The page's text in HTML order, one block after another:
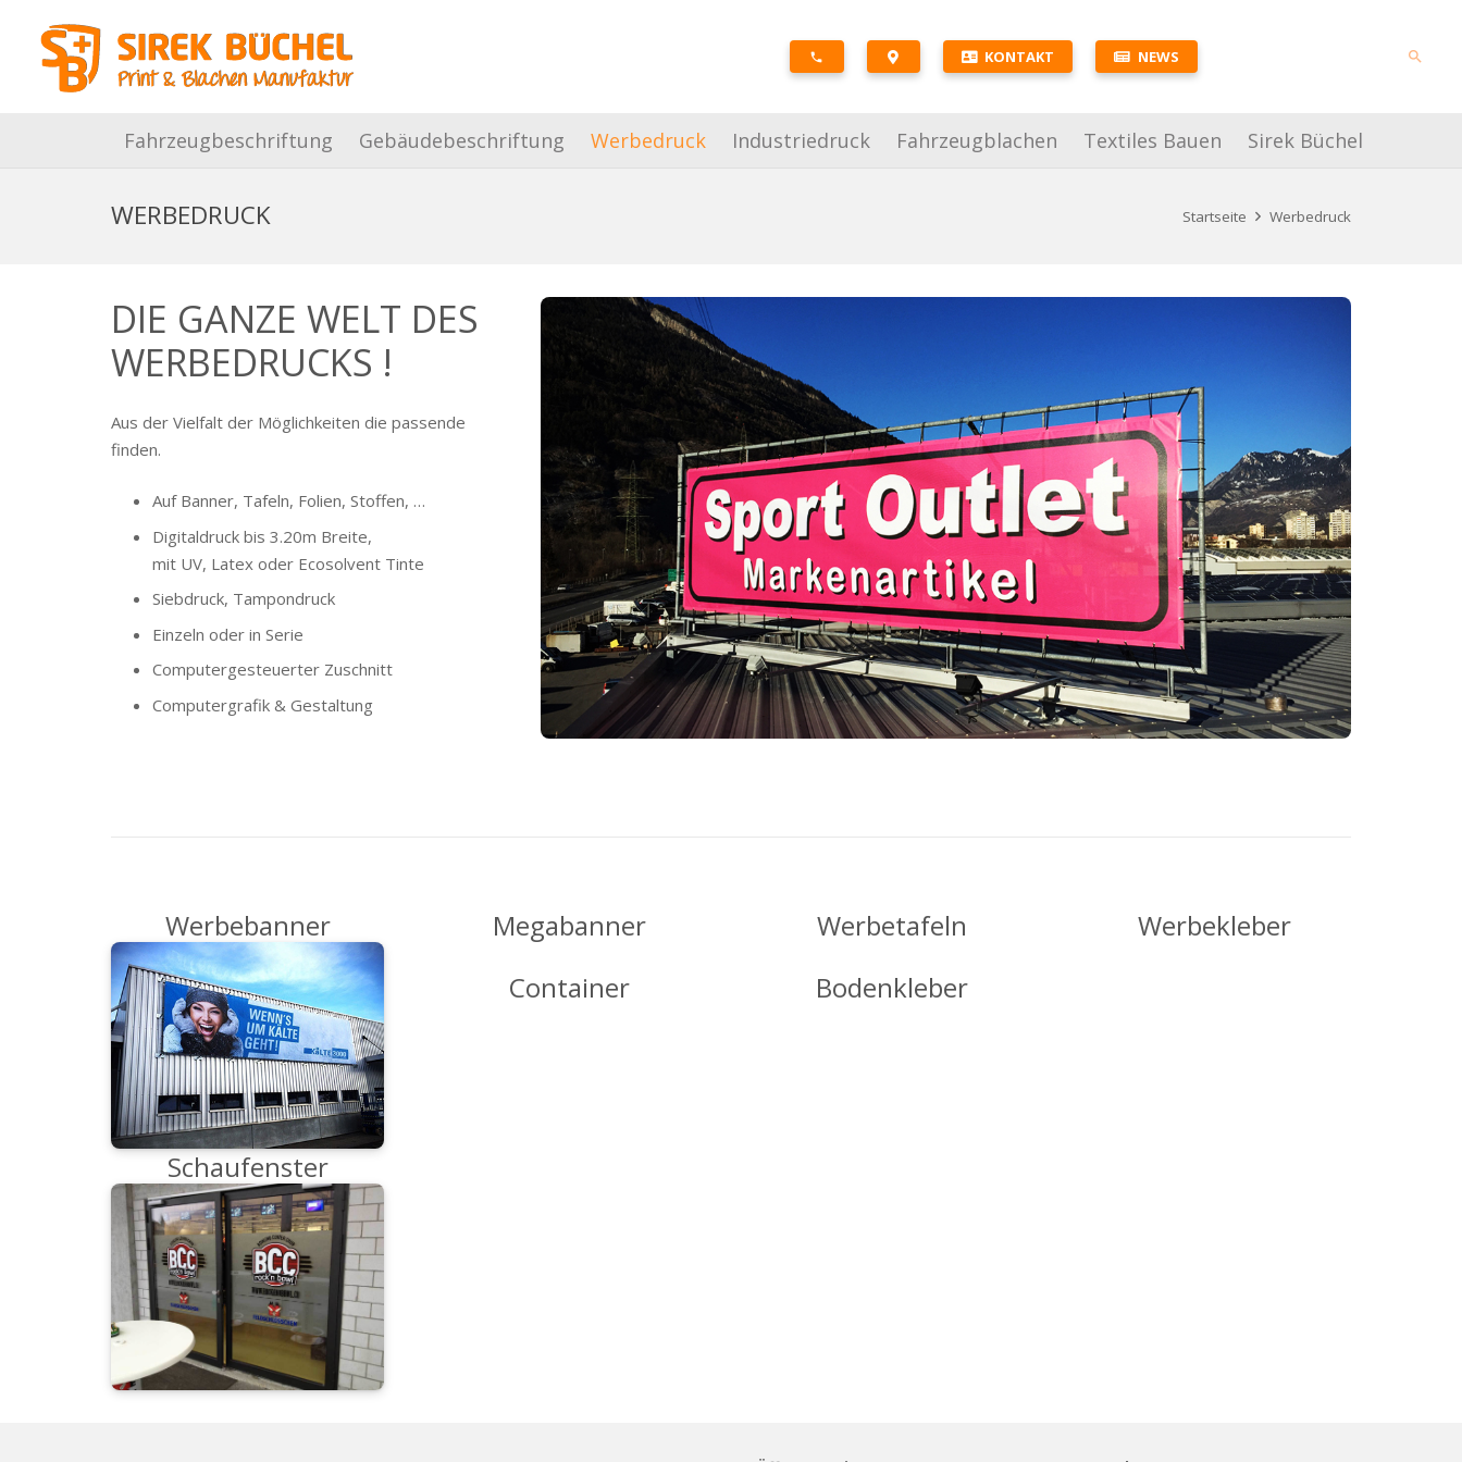
phone KONTAKT NEWS search
Fahrzeugbeschriftung Gebäudebeschriftung Werbedruck Industriedruck Fahrzeugblachen Textiles Bauen Sirek Büchel
WERBEDRUCK Startseite Werbedruck
DIE GANZE WELT DES
WERBEDRUCKS !
Aus der Vielfalt der Möglichkeiten die passende
finden.
Auf Banner, Tafeln, Folien, Stoffen, …
Digitaldruck bis 3.20m Breite,
mit UV, Latex oder Ecosolvent Tinte
Siebdruck, Tampondruck
Einzeln oder in Serie
Computergesteuerter Zuschnitt
Computergrafik & Gestaltung
Werbebanner
Schaufenster
Megabanner
Container
Werbetafeln
Bodenkleber
Werbekleber